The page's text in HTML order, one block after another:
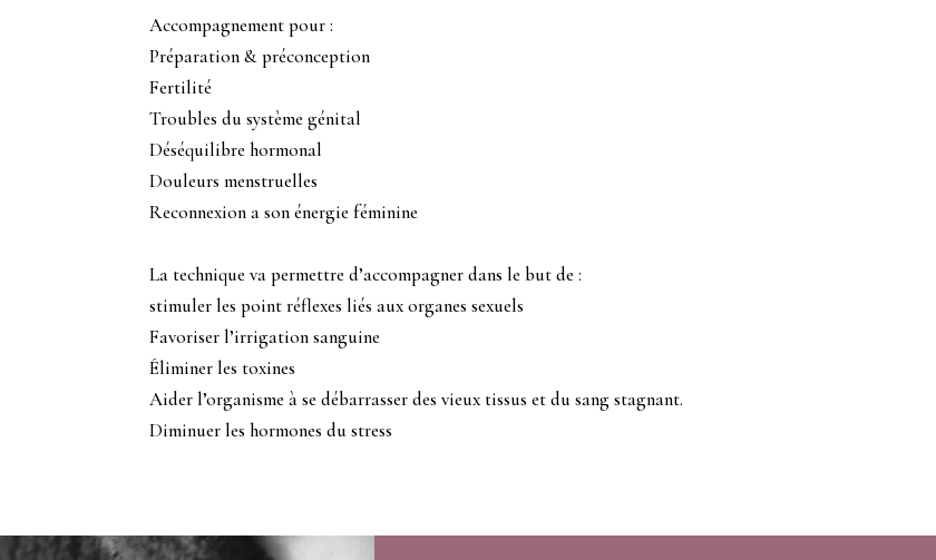
Accompagnement pour :
Préparation & préconception
Fertilité
Troubles du système génital
Déséquilibre hormonal
Douleurs menstruelles
Reconnexion a son énergie féminine
La technique va permettre d’accompagner dans le but de :
stimuler les point réflexes liés aux organes sexuels
Favoriser l’irrigation sanguine
Éliminer les toxines
Aider l’organisme à se débarrasser des vieux tissus et du sang stagnant.
Diminuer les hormones du stress